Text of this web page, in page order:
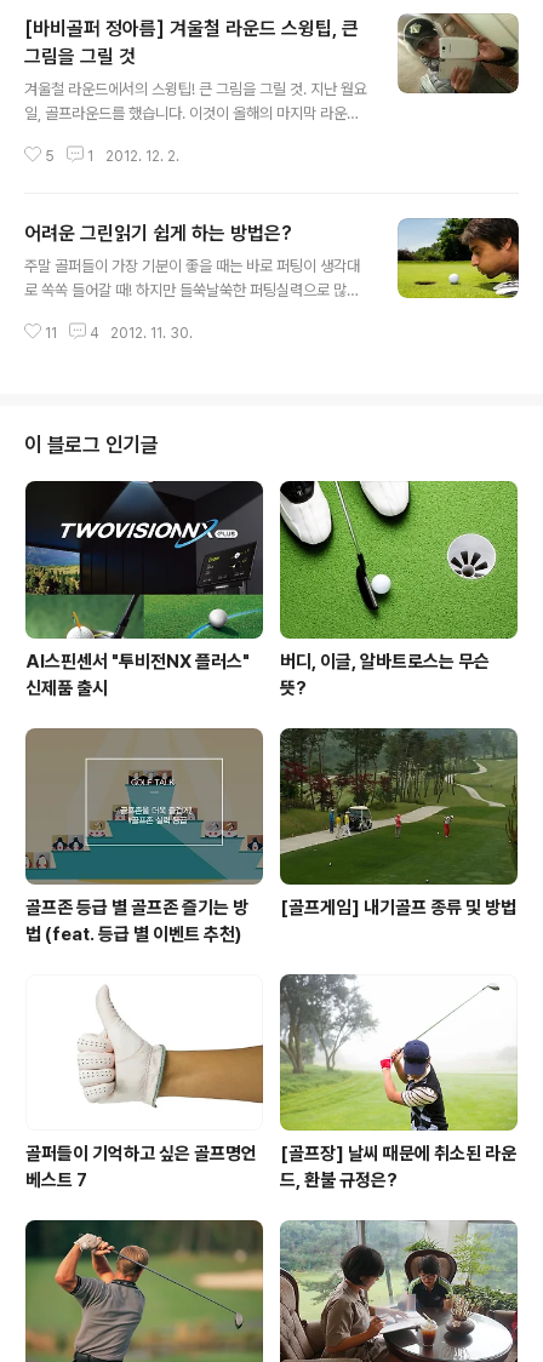
[바비골퍼 정아름] 겨울철 라운드 스윙팁, 큰
그림을 그릴 것
겨울철 라운드에서의 스윙팁! 큰 그림을 그릴 것. 지난 월요
일, 골프라운드를 했습니다. 이것이 올해의 마지막 라운드
은 겨울철 라운드 스윙 팁 한 가지를 공유합니다. 바로 큰
해집니다. 자연히 백스윙도 다운 스윙도 마음먹은 대로 하
기 힘들죠. 완벽한 스윙을 구사하려고 무리한 시도를 하다
가는 원하는 샷도 할 수 없고 오히려 실수만 많이 나오게 됩
있구요. 제일 먼저 가져야 할 마음가짐은 편안한 마음으로
5 1 2012. 12. 2.
어려운 그린읽기 쉽게 하는 방법은?
주말 골퍼들이 가장 기분이 좋을 때는 바로 퍼팅이 생각대
로 쏙쏙 들어갈 때! 하지만 들쑥날쑥한 퍼팅실력으로 많은
공여부를 결정한다는 ‘그린읽기’에 대해서 제대로 알아보
향으로 기울어져 있는지 보는 것이지요. 만약 산이 왼쪽에
있으면 그린은 전체적으로 왼쪽에서 오른쪽으로 흐르게 된
답니다.^^ 이렇게 그린의 전체적인 기울기를 살폈다면 홀
주변의 경사가 어떤지 꼼꼼히 살펴봐야겠죠?+_+ 그린을
빨리 한 바퀴 돌아보는 것이 많은 도움을 주는 데요, 이 때
반드시 빠른 걸음으로 매너 있게..
11 4 2012. 11. 30.
이 블로그 인기글
AI스핀센서 "투비전NX 플러스"
신제품 출시
버디, 이글, 알바트로스는 무슨
뜻?
골프존 등급 별 골프존 즐기는 방
법 (feat. 등급 별 이벤트 추천)
[골프게임] 내기골프 종류 및 방법
골퍼들이 기억하고 싶은 골프명언
베스트 7
[골프장] 날씨 때문에 취소된 라운
드, 환불 규정은?